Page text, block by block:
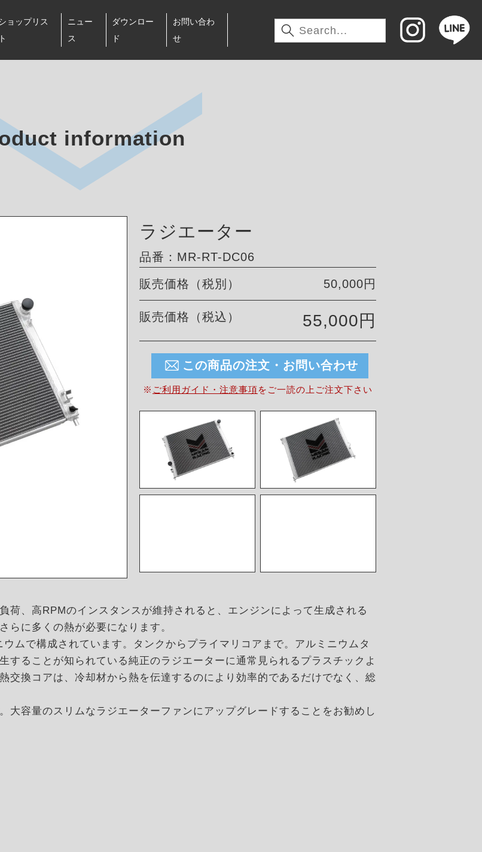
ョップリス
ト
ニュー
ス
ダウンロー
ド
お問い合わ
せ
information
ラジエーター
品番：MR-RT-DC06
販売価格（税別） 50,000円
販売価格（税込） 55,000円
この商品の注文・お問い合わせ
※ ご利用ガイド・注意事項を ご一読の上ご注文下さい
荷、高RPMのインスタンスが維持されると、エンジンによって生成される
らに多くの熱が必要になります。
ムで構成されています。タンクからプライマリコアまで。アルミニウムタ
することが知られている純正のラジエーターに通常見られるプラスチックよ
交換コアは、冷却材から熱を伝達するのにより効率的であるだけでなく、総
大容量のスリムなラジエーターファンにアップグレードすることをお勧めし